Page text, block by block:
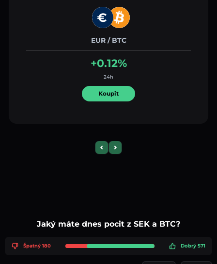
EUR / BTC
+0.12%
24h
Koupit
Previous slide
Next slide
Jaký máte dnes pocit z SEK a BTC?
Špatný 180 Dobrý 571